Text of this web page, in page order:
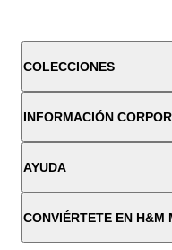
COLECCIONES
INFORMACIÓN
AYUDA
CONVIÉRTETE EN H&M